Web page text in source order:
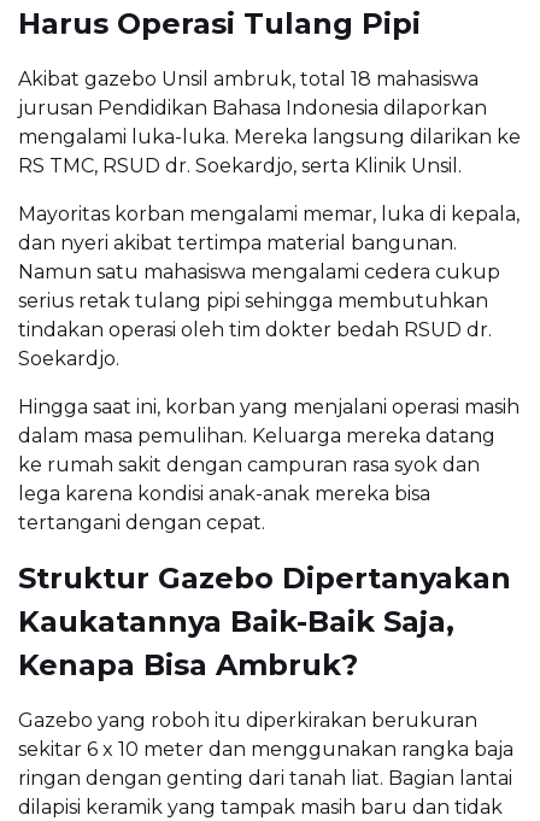
Harus Operasi Tulang Pipi
Akibat gazebo Unsil ambruk, total 18 mahasiswa
jurusan Pendidikan Bahasa Indonesia dilaporkan
mengalami luka-luka. Mereka langsung dilarikan ke
RS TMC, RSUD dr. Soekardjo, serta Klinik Unsil.
Mayoritas korban mengalami memar, luka di kepala,
dan nyeri akibat tertimpa material bangunan.
Namun satu mahasiswa mengalami cedera cukup
serius retak tulang pipi sehingga membutuhkan
tindakan operasi oleh tim dokter bedah RSUD dr.
Soekardjo.
Hingga saat ini, korban yang menjalani operasi masih
dalam masa pemulihan. Keluarga mereka datang
ke rumah sakit dengan campuran rasa syok dan
lega karena kondisi anak-anak mereka bisa
tertangani dengan cepat.
Struktur Gazebo Dipertanyakan
Kaukatannya Baik-Baik Saja,
Kenapa Bisa Ambruk?
Gazebo yang roboh itu diperkirakan berukuran
sekitar 6 x 10 meter dan menggunakan rangka baja
ringan dengan genting dari tanah liat. Bagian lantai
dilapisi keramik yang tampak masih baru dan tidak